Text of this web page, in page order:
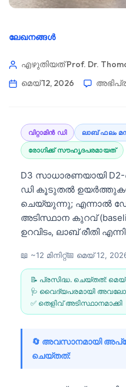
ലേഖനങ്ങൾ
എഴുതിയത് Prof. Dr.
മെയ്‌ 12, 2026
വിറ്റാമിൻ ഡി ലാബ് ഫലം
രോഗിക്ക് സൗഹൃദപരമായത്
D3 സാധാരണയായി D2-
ഡി കൂടുതൽ
ചെയ്യുന്നു; എന്നാൽ
അടിസ്ഥാന കുറവ്
ഉറവിടം, ലാബ് രീതി
📖 ~12 മിനിറ്റ്📅 മെയ്‌ 12,
📝 പ്രസിദ്ധ. ചെയ്തത്: മെയ്‌
🩺 വൈദ്യപരമായി
✅ തെളിവ് അടിസ്ഥാനമാക്കി
🔄 അവസാനമായി
ചെയ്തത്: